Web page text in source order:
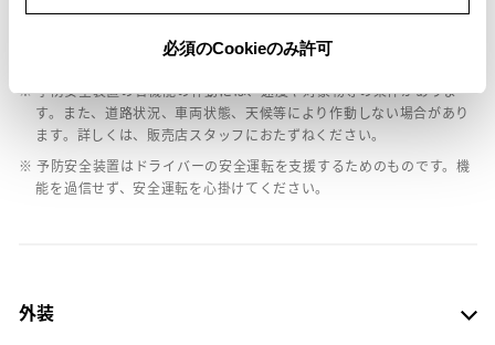
必須のCookieのみ許可
※ グレードや予防安全装置の設定によって同じ車種でも安全運転サポー
ト車の区分が異なる場合があります。
※ 予防安全装置の各機能の作動には、速度や対象物等の条件がありま
す。また、道路状況、車両状態、天候等により作動しない場合があり
ます。詳しくは、販売店スタッフにおたずねください。
※ 予防安全装置はドライバーの安全運転を支援するためのものです。機
能を過信せず、安全運転を心掛けてください。
外装